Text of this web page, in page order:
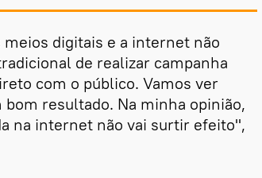
meios digitais e a internet não
de realizar campanha
com o público. Vamos ver
resultado. Na minha opinião,
na internet não vai surtir efeito",